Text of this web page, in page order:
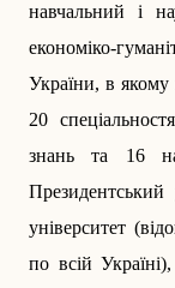
навчальний і
економіко-
України, в якому
20
знань та 16
Президентський
університет
по всій Україні),